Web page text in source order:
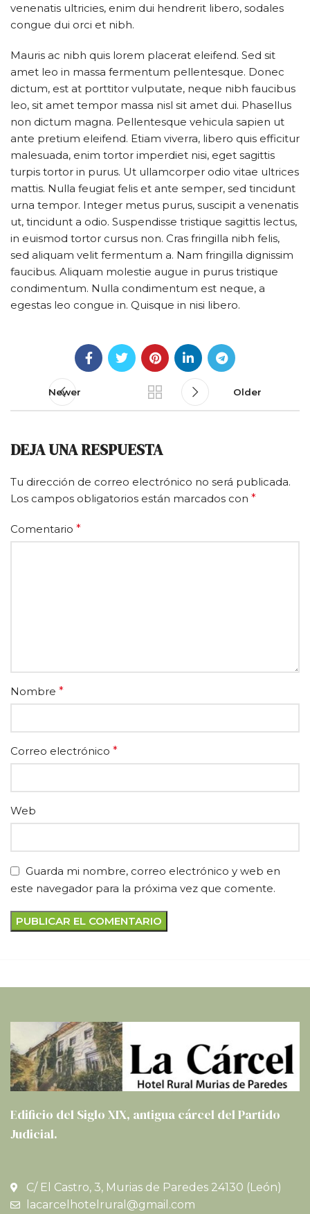
venenatis ultricies, enim dui hendrerit libero, sodales
congue dui orci et nibh.
Mauris ac nibh quis lorem placerat eleifend. Sed sit
amet leo in massa fermentum pellentesque. Donec
dictum, est at porttitor vulputate, neque nibh faucibus
leo, sit amet tempor massa nisl sit amet dui. Phasellus
non dictum magna. Pellentesque vehicula sapien ut
ante pretium eleifend. Etiam viverra, libero quis efficitur
malesuada, enim tortor imperdiet nisi, eget sagittis
turpis tortor in purus. Ut ullamcorper odio vitae ultrices
mattis. Nulla feugiat felis et ante semper, sed tincidunt
urna tempor. Integer metus purus, suscipit a venenatis
ut, tincidunt a odio. Suspendisse tristique sagittis lectus,
in euismod tortor cursus non. Cras fringilla nibh felis,
sed aliquam velit fermentum a. Nam fringilla dignissim
faucibus. Aliquam molestie augue in purus tristique
condimentum. Nulla condimentum est neque, a
egestas leo congue in. Quisque in nisi libero.
Newer Older
DEJA UNA RESPUESTA
Tu dirección de correo electrónico no será publicada.
Los campos obligatorios están marcados con *
Comentario *
Nombre *
Correo electrónico *
Web
Guarda mi nombre, correo electrónico y web en
este navegador para la próxima vez que comente.
Edificio del Siglo XIX, antigua cárcel del Partido
Judicial.
C/ El Castro, 3, Murias de Paredes 24130 (León)
lacarcelhotelrural@gmail.com